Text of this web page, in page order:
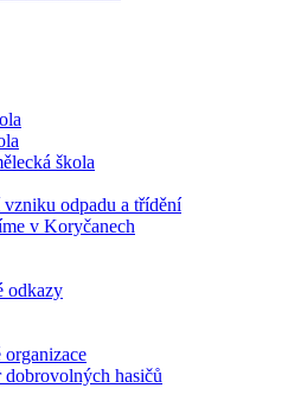
škola
vzniku odpadu a třídění
v Koryčanech
odkazy
dobrovolných hasičů